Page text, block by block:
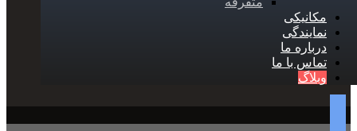
مکانیکی
نمایندگی
درباره ما
تماس با ما
وبلاگ